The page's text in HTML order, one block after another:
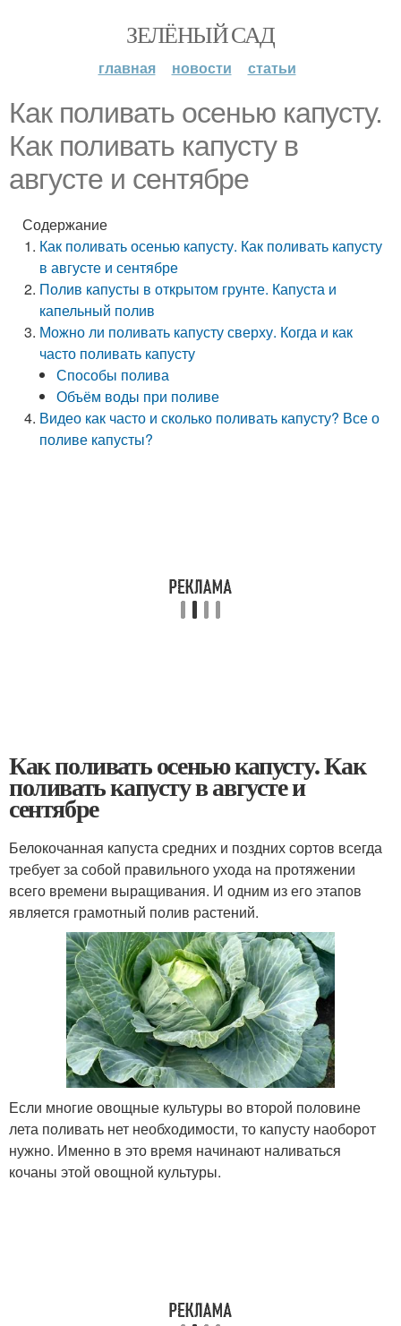
ЗЕЛЁНЫЙ САД
главная новости статьи
Как поливать осенью капусту.
Как поливать капусту в
августе и сентябре
Содержание
Как поливать осенью капусту. Как поливать капусту
в августе и сентябре
Полив капусты в открытом грунте. Капуста и
капельный полив
Можно ли поливать капусту сверху. Когда и как
часто поливать капусту
Способы полива
Объём воды при поливе
Видео как часто и сколько поливать капусту? Все о
поливе капусты?
Как поливать осенью капусту. Как
поливать капусту в августе и
сентябре
Белокочанная капуста средних и поздних сортов всегда
требует за собой правильного ухода на протяжении
всего времени выращивания. И одним из его этапов
является грамотный полив растений.
Если многие овощные культуры во второй половине
лета поливать нет необходимости, то капусту наоборот
нужно. Именно в это время начинают наливаться
кочаны этой овощной культуры.